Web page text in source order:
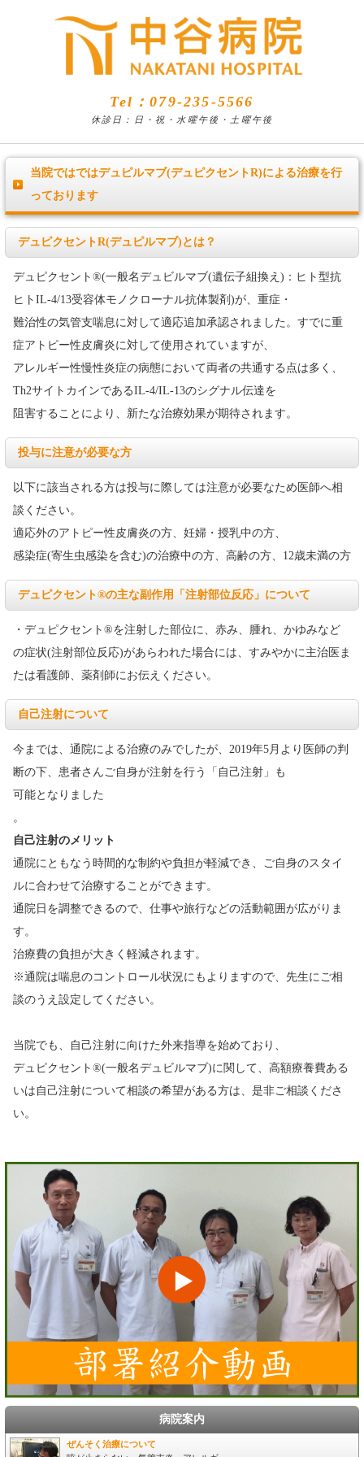
Tel：079-235-5566
休診日：日・祝・水曜午後・土曜午後
当院ではではデュピルマブ(デュピクセントR)による治療を行
っております
デュピクセントR(デュピルマブ)とは？
デュピクセント®(一般名デュビルマブ(遺伝子組換え)：ヒト型抗
ヒトIL-4/13受容体モノクローナル抗体製剤)が、重症・
難治性の気管支喘息に対して適応追加承認されました。すでに重
症アトピー性皮膚炎に対して使用されていますが、
アレルギー性慢性炎症の病態において両者の共通する点は多く、
Th2サイトカインであるIL-4/IL-13のシグナル伝達を
阻害することにより、新たな治療効果が期待されます。
投与に注意が必要な方
以下に該当される方は投与に際しては注意が必要なため医師へ相
談ください。
適応外のアトピー性皮膚炎の方、妊婦・授乳中の方、
感染症(寄生虫感染を含む)の治療中の方、高齢の方、12歳未満の方
デュピクセント®の主な副作用「注射部位反応」について
・デュピクセント®を注射した部位に、赤み、腫れ、かゆみなど
の症状(注射部位反応)があらわれた場合には、すみやかに主治医ま
たは看護師、薬剤師にお伝えください。
自己注射について
今までは、通院による治療のみでしたが、2019年5月より医師の判
断の下、患者さんご自身が注射を行う「自己注射」も
可能となりました
。
自己注射のメリット
通院にともなう時間的な制約や負担が軽減でき、ご自身のスタイ
ルに合わせて治療することができます。
通院日を調整できるので、仕事や旅行などの活動範囲が広がりま
す。
治療費の負担が大きく軽減されます。
※通院は喘息のコントロール状況にもよりますので、先生にご相
談のうえ設定してください。
当院でも、自己注射に向けた外来指導を始めており、
デュピクセント®(一般名デュビルマブ)に関して、高額療養費ある
いは自己注射について相談の希望がある方は、是非ご相談くださ
い。
病院案内
ぜんそく治療について